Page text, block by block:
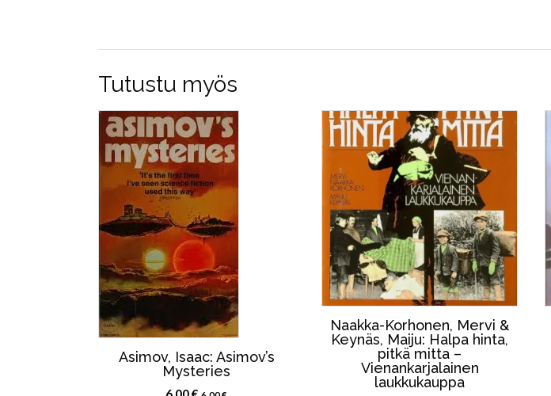
Tutustu myös
Asimov, Isaac: Asimov’s
Mysteries
Naakka-Korhonen, Mervi &
Keynäs, Maiju: Halpa hinta,
pitkä mitta –
Vienankarjalainen
laukkukauppa